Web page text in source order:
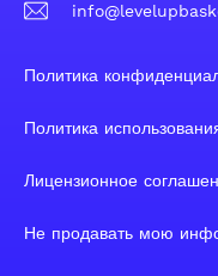
Политика
Политика
Лицензионное
Не продавать мою